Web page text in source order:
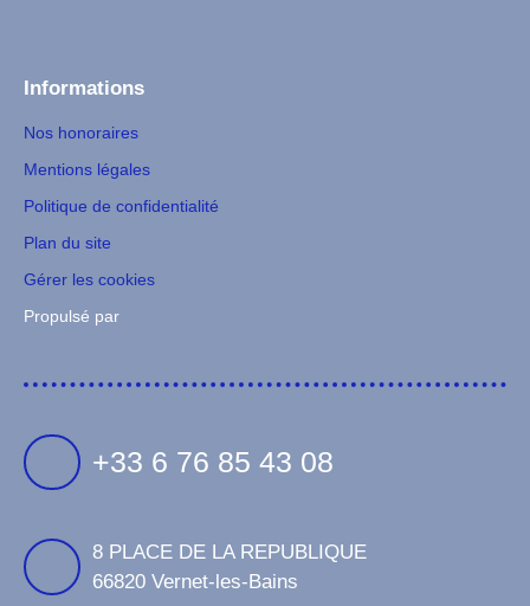
Informations
Nos honoraires
Mentions légales
Politique de confidentialité
Plan du site
Gérer les cookies
Propulsé par
+33 6 76 85 43 08
8 PLACE DE LA REPUBLIQUE
66820 Vernet-les-Bains